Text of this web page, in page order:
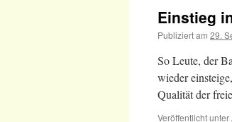
Einstieg
Publiziert am 29.
So Leute, der
wieder
Qualität der
Veröffentlicht unter